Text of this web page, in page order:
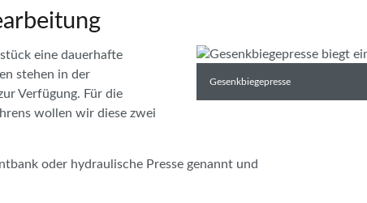
Gesenkbiegepresse
eine dauerhafte
stehen in der
Verfügung. Für die
wollen wir diese zwei
oder hydraulische Presse genannt und